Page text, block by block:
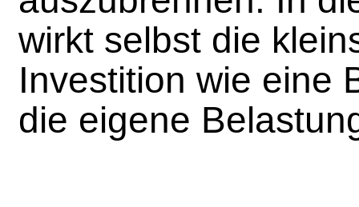
wirkt selbst die
Investition wie eine
die eigene